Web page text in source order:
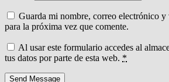
Guarda mi nombre, correo electrónico y
para la próxima vez que comente.
Al usar este formulario accedes al
tus datos por parte de esta web. *